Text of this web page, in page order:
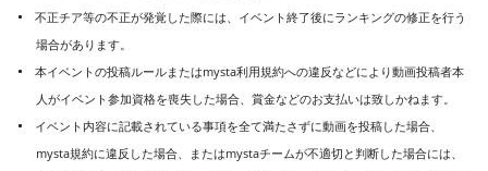
不正チア等の不正が発覚した際には、イベント終了後にランキングの修正を行う
場合があります。
本イベントの投稿ルールまたはmysta利用規約への違反などにより動画投稿者本
人がイベント参加資格を喪失した場合、賞金などのお支払いは致しかねます。
イベント内容に記載されている事項を全て満たさずに動画を投稿した場合、
mysta規約に違反した場合、またはmystaチームが不適切と判断した場合には、